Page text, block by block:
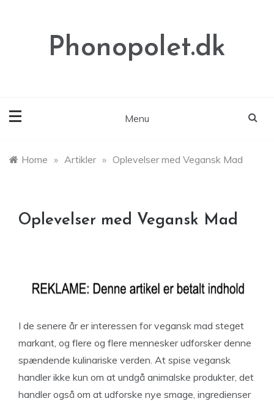
Phonopolet.dk
Menu
Home » Artikler » Oplevelser med Vegansk Mad
Oplevelser med Vegansk Mad
I de senere år er interessen for vegansk mad steget
markant, og flere og flere mennesker udforsker denne
spændende kulinariske verden. At spise vegansk
handler ikke kun om at undgå animalske produkter, det
handler også om at udforske nye smage, ingredienser